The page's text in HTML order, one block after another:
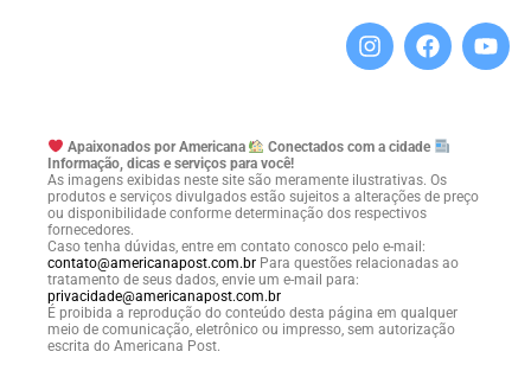
Apaixonados por Americana
Conectados com a cidade
Informação, dicas e serviços para você!
As imagens exibidas neste site são meramente ilustrativas. Os
produtos e serviços divulgados estão sujeitos a alterações de preço
ou disponibilidade conforme determinação dos respectivos
fornecedores.
Caso tenha dúvidas, entre em contato conosco pelo e-mail:
contato@americanapost.com.br Para questões relacionadas ao
tratamento de seus dados, envie um e-mail para:
privacidade@americanapost.com.br
É proibida a reprodução do conteúdo desta página em qualquer
meio de comunicação, eletrônico ou impresso, sem autorização
escrita do Americana Post.